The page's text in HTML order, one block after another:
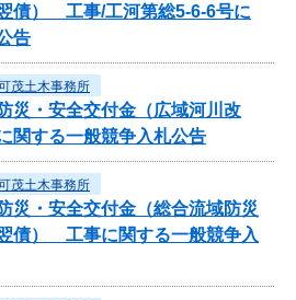
債） 工事/工河第総5-6-6号に
告
茂土木事務所
災・安全交付金（広域河川改
する一般競争入札公告
茂土木事務所
災・安全交付金（総合流域防災
債） 工事に関する一般競争入